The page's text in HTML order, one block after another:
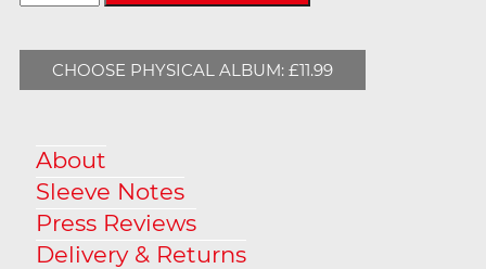
CHOOSE PHYSICAL ALBUM: £11.99
About
Sleeve Notes
Press Reviews
Delivery & Returns